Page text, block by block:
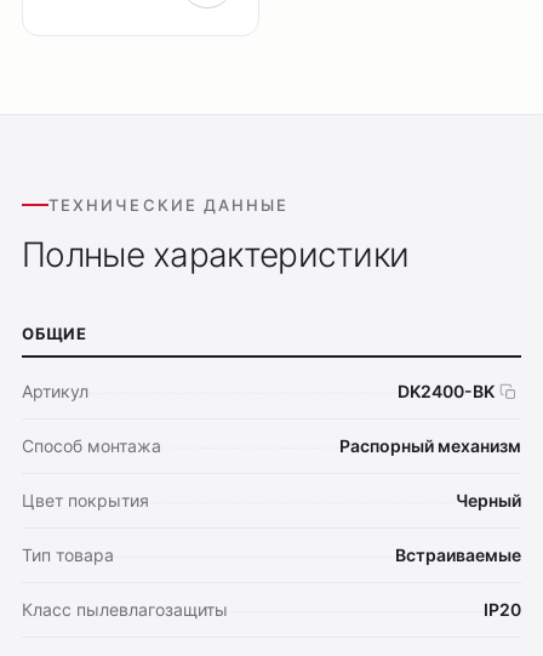
ТЕХНИЧЕСКИЕ ДАННЫЕ
Полные характеристики
ОБЩИЕ
Артикул DK2400-BK
Способ монтажа Распорный механизм
Цвет покрытия Черный
Тип товара Встраиваемые
Класс пылевлагозащиты IP20